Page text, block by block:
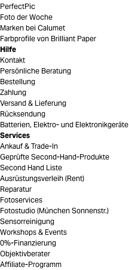
PerfectPic
Foto der Woche
Marken bei Calumet
Farbprofile von Brilliant Paper
Hilfe
Kontakt
Persönliche Beratung
Bestellung
Zahlung
Versand & Lieferung
Rücksendung
Batterien, Elektro- und Elektronikgeräte
Services
Ankauf & Trade-In
Geprüfte Second-Hand-Produkte
Second Hand Liste
Ausrüstungsverleih (Rent)
Reparatur
Fotoservices
Fotostudio (München Sonnenstr.)
Sensorreinigung
Workshops & Events
0%-Finanzierung
Objektivberater
Affiliate-Programm